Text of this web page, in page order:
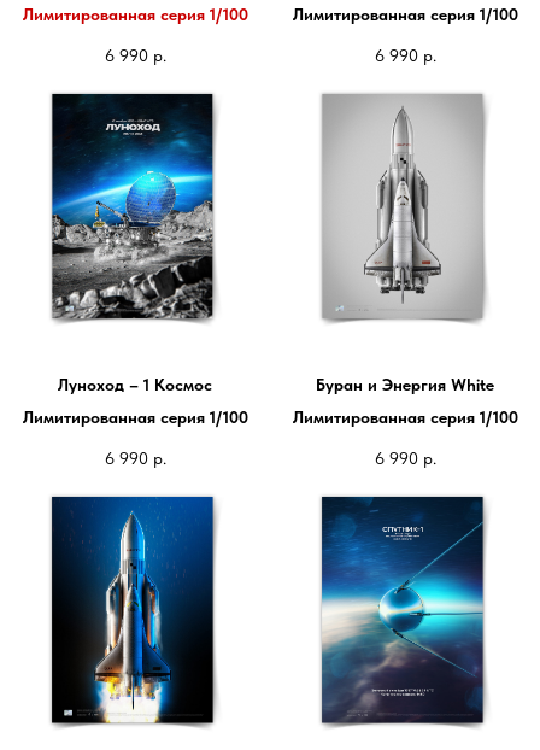
Лимитированная серия 1/100
6 990 р.
Лимитированная серия 1/100
6 990 р.
Луноход – 1 Космос
Лимитированная серия 1/100
6 990 р.
Буран и Энергия White
Лимитированная серия 1/100
6 990 р.